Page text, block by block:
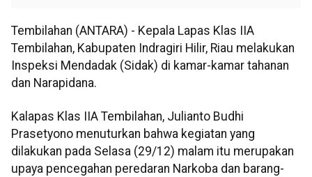
Tembilahan (ANTARA) - Kepala Lapas Klas IIA
Tembilahan, Kabupaten Indragiri Hilir, Riau melakukan
Inspeksi Mendadak (Sidak) di kamar-kamar tahanan
dan Narapidana.
Kalapas Klas IIA Tembilahan, Julianto Budhi
Prasetyono menuturkan bahwa kegiatan yang
dilakukan pada Selasa (29/12) malam itu merupakan
upaya pencegahan peredaran Narkoba dan barang-